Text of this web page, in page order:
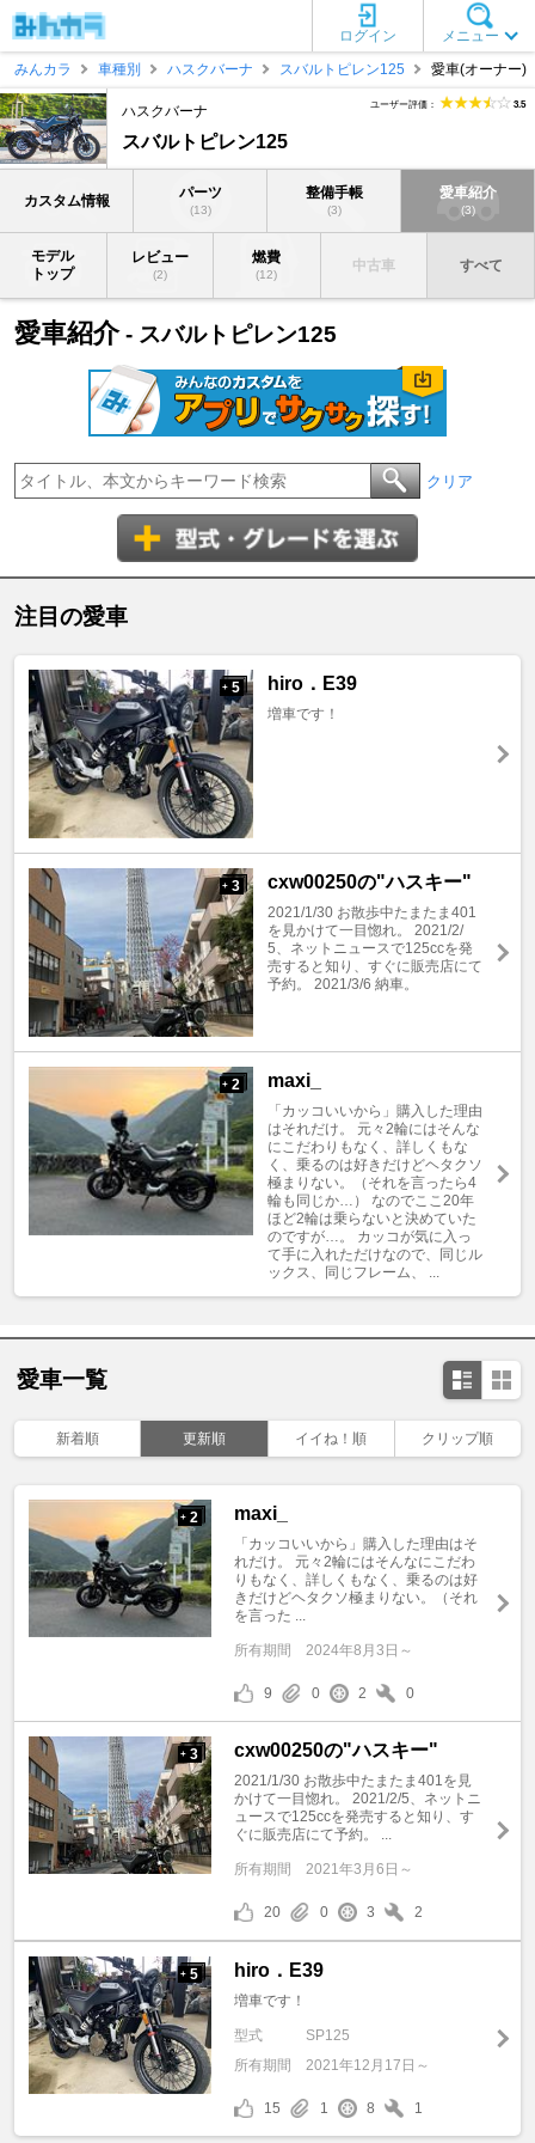
メニュー
ログイン
みんカラ
車種別 ハスクバーナ スバルトピレン125 愛車(オーナー)
ハスクバーナ
スバルトピレン125
ユーザー評価： 3.5
カスタム情報 パーツ
(13)
整備手帳
(3)
愛車紹介
(3)
モデル
トップ
レビュー
(2)
燃費
(12)
中古車 すべて
愛車紹介- スバルトピレン125
クリア
注目の愛車
+ 5 hiro．E39
増車です！
+ 3 cxw00250の"ハスキー"
2021/1/30 お散歩中たまたま401
を見かけて一目惚れ。 2021/2/
5、ネットニュースで125ccを発
売すると知り、すぐに販売店にて
予約。 2021/3/6 納車。
+ 2 maxi_
「カッコいいから」購入した理由
はそれだけ。 元々2輪にはそんな
にこだわりもなく、詳しくもな
く、乗るのは好きだけどヘタクソ
極まりない。（それを言ったら4
輪も同じか…） なのでここ20年
ほど2輪は乗らないと決めていた
のですが…。 カッコが気に入っ
て手に入れただけなので、同じル
ックス、同じフレーム、 ...
愛車一覧
新着順 更新順 イイね！順 クリップ順
+ 2 maxi_
「カッコいいから」購入した理由はそ
れだけ。 元々2輪にはそんなにこだわ
りもなく、詳しくもなく、乗るのは好
きだけどヘタクソ極まりない。（それ
を言った ...
所有期間 2024年8月3日～
9 0 2 0
+ 3 cxw00250の"ハスキー"
2021/1/30 お散歩中たまたま401を見
かけて一目惚れ。 2021/2/5、ネットニ
ュースで125ccを発売すると知り、す
ぐに販売店にて予約。 ...
所有期間 2021年3月6日～
20 0 3 2
+ 5 hiro．E39
増車です！
型式
SP125
所有期間
2021年12月17日～
15 1 8 1